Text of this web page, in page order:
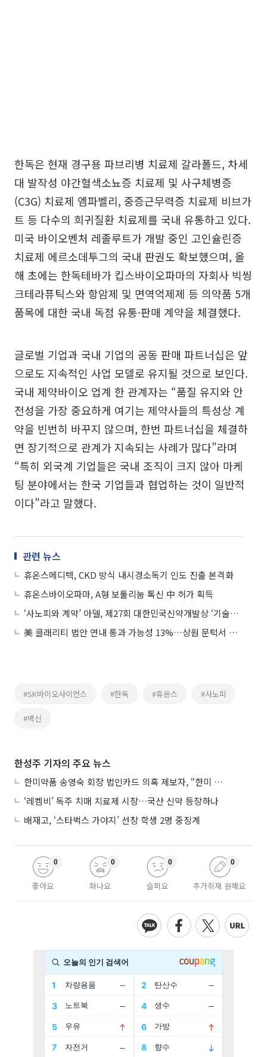
한독은 현재 경구용 파브리병 치료제 갈라폴드, 차세
대 발작성 야간혈색소뇨증 치료제 및 사구체병증
(C3G) 치료제 엠파벨리, 중증근무력증 치료제 비브가
트 등 다수의 희귀질환 치료제를 국내 유통하고 있다.
미국 바이오벤처 레졸루트가 개발 중인 고인슐린증
치료제 에르소데투그의 국내 판권도 확보했으며, 올
해 초에는 한독테바가 킵스바이오파마의 자회사 빅씽
크테라퓨틱스와 항암제 및 면역억제제 등 의약품 5개
품목에 대한 국내 독점 유통·판매 계약을 체결했다.
글로벌 기업과 국내 기업의 공동 판매 파트너십은 앞
으로도 지속적인 사업 모델로 유지될 것으로 보인다.
국내 제약바이오 업계 한 관계자는 “품질 유지와 안
전성을 가장 중요하게 여기는 제약사들의 특성상 계
약을 빈번히 바꾸지 않으며, 한번 파트너십을 체결하
면 장기적으로 관계가 지속되는 사례가 많다”라며
“특히 외국계 기업들은 국내 조직이 크지 않아 마케
팅 분야에서는 한국 기업들과 협업하는 것이 일반적
이다”라고 말했다.
관련 뉴스
휴온스메디텍, CKD 방식 내시경소독기 인도 진출 본격화
휴온스바이오파마, A형 보툴리눔 톡신 中 허가 획득
‘사노피와 계약’ 아델, 제27회 대한민국신약개발상 ‘기술수출상’ 수상
美 클래리티 법안 연내 통과 가능성 13%…상원 문턱서 제동
#SK바이오사이언스 #한독 #휴온스 #사노피
#백신
한성주 기자의 주요 뉴스
한미약품 송영숙 회장 법인카드 의혹 제보자, “한미 잘 되기 바라는 마음”
‘레켐비’ 독주 치매 치료제 시장…국산 신약 등장하나
배재고, ‘스타벅스 가야지’ 선창 학생 2명 중징계
좋아요
0
화나요
0
슬퍼요
0
추가취재 원해요
0